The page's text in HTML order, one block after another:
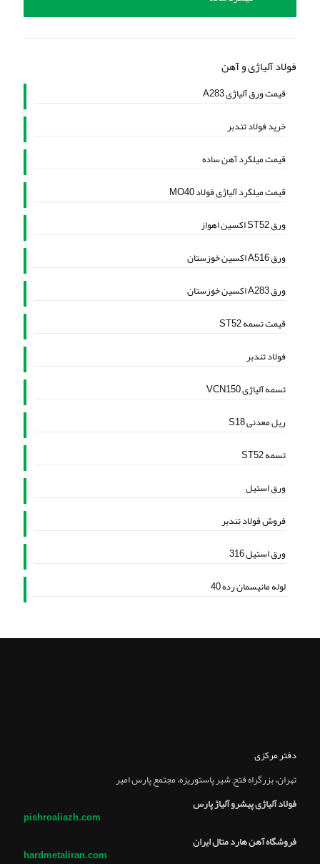
فولاد آلیاژی و آهن
قیمت ورق آلیاژی A283
خرید فولاد تندبر
قیمت میلگرد آهن ساده
قیمت میلگرد آلیاژی فولاد MO40
ورق ST52 اکسین اهواز
ورق A516 اکسین خوزستان
ورق A283 اکسین خوزستان
قیمت تسمه ST52
فولاد تندبر
تسمه آلیاژی VCN150
ریل معدنی S18
تسمه ST52
ورق استیل
فروش فولاد تندبر
ورق استیل 316
لوله مانیسمان رده 40
دفتر مرکزی
تهران، بزرگراه فتح, شير پاستوريزه، مجتمع پارس امير
فولاد آلیاژی پیشرو آلیاژ پارس
pishroaliazh.com
فروشگاه آهن هارد متال ایران
hardmetaliran.com